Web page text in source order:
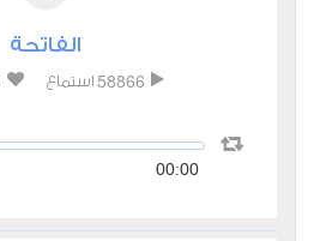
الفاتحة
58866 استماع
00:00